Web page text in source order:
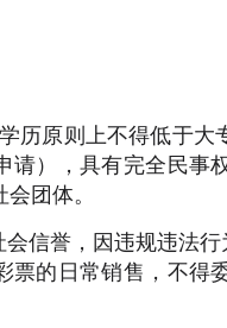
历原则上不得低于
请），具有完全民事
团体。
信誉，因违规违法
票的日常销售，不得